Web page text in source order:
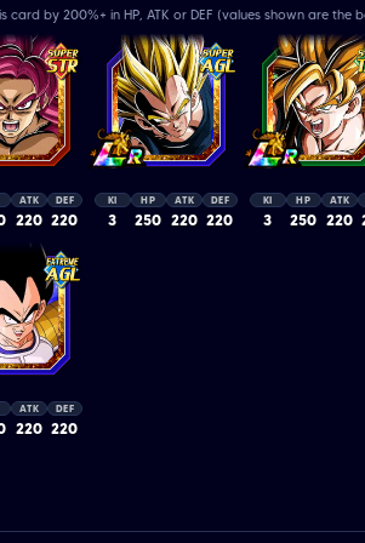
card by 200%+ in HP, ATK or DEF (values shown are the
ATK
220
DEF
220
KI
3
HP
250
ATK
220
DEF
220
KI
3
HP
250
ATK
220
ATK
220
DEF
220